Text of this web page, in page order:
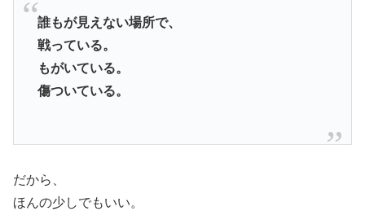
誰もが見えない場所で、
戦っている。
もがいている。
傷ついている。
だから、
ほんの少しでもいい。